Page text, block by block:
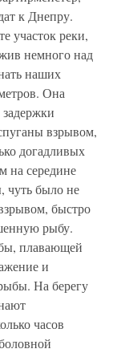
к Днепру.
участок реки,
немного над
наших
Она
задержки
взрывом,
догадливых
на середине
чуть было не
быстро
рыбу.
плавающей
и
На берегу
часов